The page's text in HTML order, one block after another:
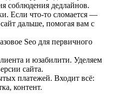
дальше, помогая вам с
Seoдля первичного
и юзабилити. Уделяем
сайта.
платежей.Входит всё:
контент.